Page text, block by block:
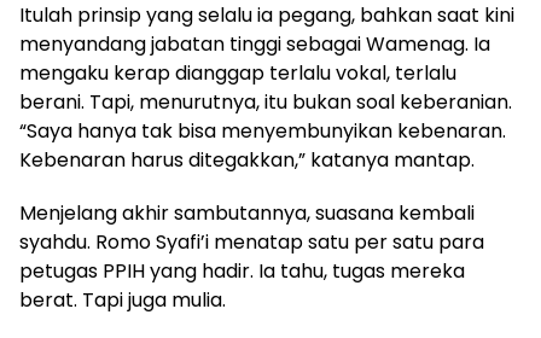
Itulah prinsip yang selalu ia pegang, bahkan saat kini
menyandang jabatan tinggi sebagai Wamenag. Ia
mengaku kerap dianggap terlalu vokal, terlalu
berani. Tapi, menurutnya, itu bukan soal keberanian.
“Saya hanya tak bisa menyembunyikan kebenaran.
Kebenaran harus ditegakkan,” katanya mantap.
Menjelang akhir sambutannya, suasana kembali
syahdu. Romo Syafi’i menatap satu per satu para
petugas PPIH yang hadir. Ia tahu, tugas mereka
berat. Tapi juga mulia.